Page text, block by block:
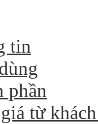
tin
phần
từ